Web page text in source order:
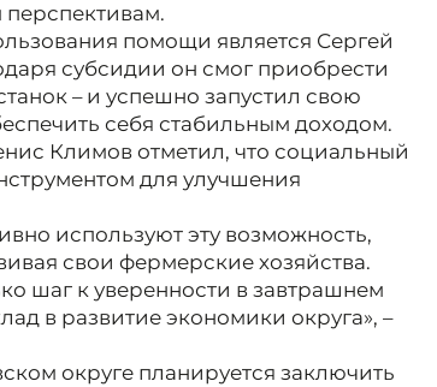
помощи является Сергей
субсидии он смог приобрести
– и успешно запустил свою
себя стабильным доходом.
Климов отметил, что социальный
для улучшения
используют эту возможность,
свои фермерские хозяйства.
шаг к уверенности в завтрашнем
в развитие экономики округа», –
округе планируется заключить